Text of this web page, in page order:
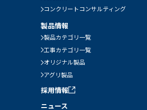
コンクリートコンサルティング
製品情報
製品カテゴリ一覧
工事カテゴリ一覧
オリジナル製品
アグリ製品
採用情報
ニュース